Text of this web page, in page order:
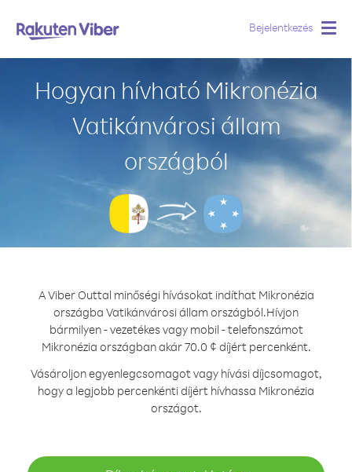
Bejelentkezés
Hogyan hívható Mikronézia
Vatikánvárosi állam
országból
A Viber Outtal minőségi hívásokat indíthat Mikronézia
országba Vatikánvárosi állam országból.Hívjon
bármilyen - vezetékes vagy mobil - telefonszámot
Mikronézia országban akár 70.0 ¢ díjért percenként.
Vásároljon egyenlegcsomagot vagy hívási díjcsomagot,
hogy a legjobb percenkénti díjért hívhassa Mikronézia
országot.